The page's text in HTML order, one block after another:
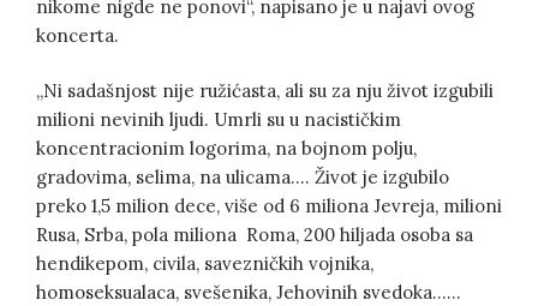
nikome nigde ne ponovi“, napisano je u najavi ovog
koncerta.
„Ni sadašnjost nije ružićasta, ali su za nju život izgubili
milioni nevinih ljudi. Umrli su u nacističkim
koncentracionim logorima, na bojnom polju,
gradovima, selima, na ulicama…. Život je izgubilo
preko 1,5 milion dece, više od 6 miliona Jevreja, milioni
Rusa, Srba, pola miliona Roma, 200 hiljada osoba sa
hendikepom, civila, savezničkih vojnika,
homoseksualaca, svešenika, Jehovinih svedoka……